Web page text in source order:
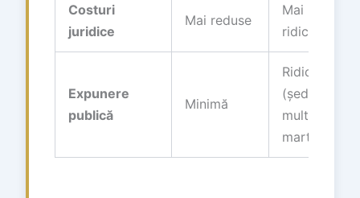
Costuri
juridice
Mai reduse
Mai
ridicate
Expunere
publică
Minimă
Ridicată
(ședințe
multiple,
martori)